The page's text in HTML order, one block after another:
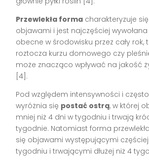
Przewlekła forma charakteryzuje
objawami i jest najczęściej
obecne w środowisku przez cały rok,
roztocza kurzu domowego czy
może znacząco wpływać na jakość
[4].
Pod względem intensywności i
wyróżnia się postać ostrą, w której
mniej niż 4 dni w tygodniu i trwają
tygodnie. Natomiast forma
się objawami występującymi
tygodniu i trwającymi dłużej niż 4